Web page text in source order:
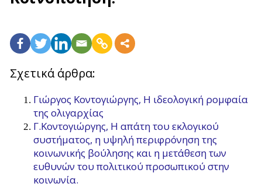
Σχετικά άρθρα:
Γιώργος Κοντογιώργης, Η ιδεολογική ρομφαία
της ολιγαρχίας
Γ.Κοντογιώργης, Η απάτη του εκλογικού
συστήματος, η υψηλή περιφρόνηση της
κοινωνικής βούλησης και η μετάθεση των
ευθυνών του πολιτικού προσωπικού στην
κοινωνία.